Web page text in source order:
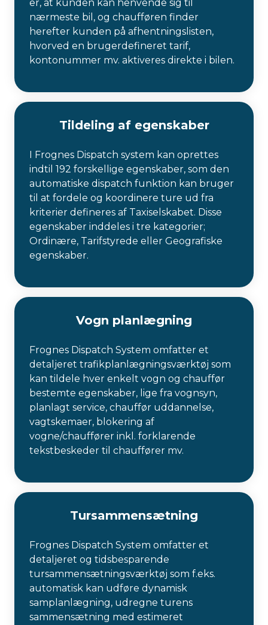
er, at kunden kan henvende sig til
nærmeste bil, og chaufføren finder
herefter kunden på afhentningslisten,
hvorved en brugerdefineret tarif,
kontonummer mv. aktiveres direkte i bilen.
Tildeling af egenskaber
I Frognes Dispatch system kan oprettes
indtil 192 forskellige egenskaber, som den
automatiske dispatch funktion kan bruger
til at fordele og koordinere ture ud fra
kriterier defineres af Taxiselskabet. Disse
egenskaber inddeles i tre kategorier;
Ordinære, Tarifstyrede eller Geografiske
egenskaber.
Vogn planlægning
Frognes Dispatch System omfatter et
detaljeret trafikplanlægningsværktøj som
kan tildele hver enkelt vogn og chauffør
bestemte egenskaber, lige fra vognsyn,
planlagt service, chauffør uddannelse,
vagtskemaer, blokering af
vogne/chauffører inkl. forklarende
tekstbeskeder til chauffører mv.
Tursammensætning
Frognes Dispatch System omfatter et
detaljeret og tidsbesparende
tursammensætningsværktøj som f.eks.
automatisk kan udføre dynamisk
samplanlægning, udregne turens
sammensætning med estimeret